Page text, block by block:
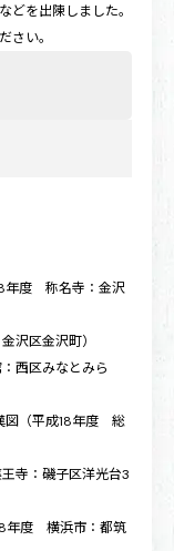
どを出陳しました。
さい。
年度 称名寺：金沢
沢区金沢町）
西区みなとみら
図（平成18年度 総
寺：磯子区洋光台3
年度 横浜市：都筑